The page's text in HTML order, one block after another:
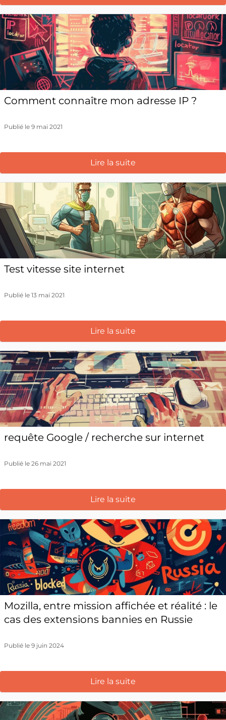
Comment connaître mon adresse IP ?
Publié le 9 mai 2021
Lire la suite
Test vitesse site internet
Publié le 13 mai 2021
Lire la suite
requête Google / recherche sur internet
Publié le 26 mai 2021
Lire la suite
Mozilla, entre mission affichée et réalité : le
cas des extensions bannies en Russie
Publié le 9 juin 2024
Lire la suite